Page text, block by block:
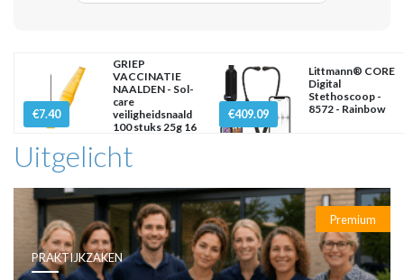
€7.40
GRIEP
VACCINATIE
NAALDEN - Sol-
care
veiligheidsnaald
100 stuks 25g 16
€409.09
Littmann® CORE
Digital
Stethoscoop -
8572 - Rainbow
Uitgelicht
Premium
PRAKTIJKZAKEN